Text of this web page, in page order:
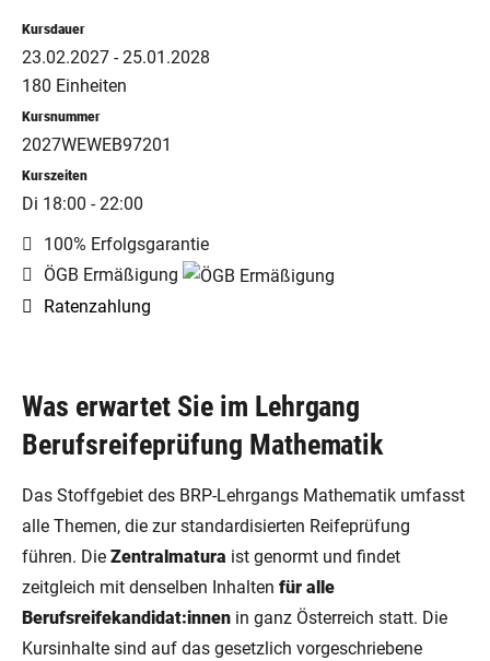
Was erwartet Sie im Lehrgang
Berufsreifeprüfung Mathematik
Das Stoffgebiet des BRP-Lehrgangs Mathematik umfasst
alle Themen, die zur standardisierten Reifeprüfung
führen. Die Zentralmatura ist genormt und findet
zeitgleich mit denselben Inhalten für alle
Berufsreifekandidat:innen in ganz Österreich statt. Die
Kursinhalte sind auf das gesetzlich vorgeschriebene
Kursdauer
23.02.2027 - 25.01.2028
180 Einheiten
Kursnummer
2027WEWEB97201
Kurszeiten
Di 18:00 - 22:00
100% Erfolgsgarantie
ÖGB Ermäßigung
Ratenzahlung